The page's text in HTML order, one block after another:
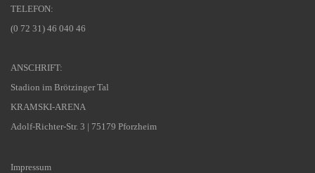
TELEFON:
(0 72 31) 46 040 46
ANSCHRIFT:
Stadion im Brötzinger Tal
KRAMSKI-ARENA
Adolf-Richter-Str. 3 | 75179 Pforzheim
Impressum